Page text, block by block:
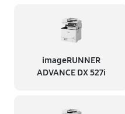
imageRUNNER
ADVANCE DX 527i